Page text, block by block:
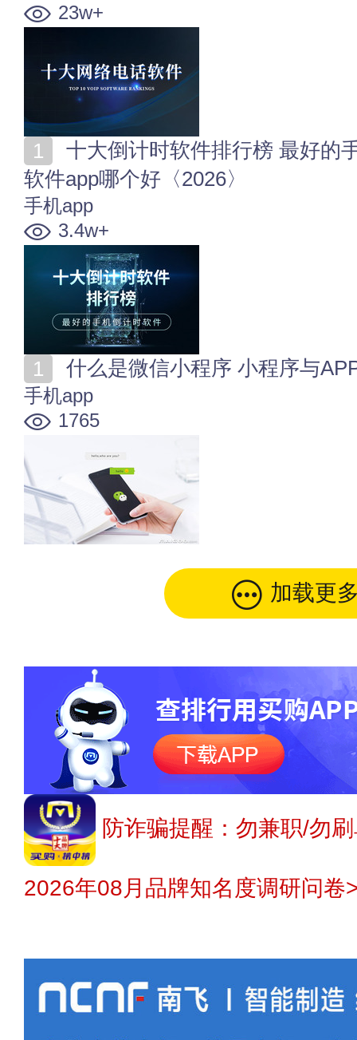
23w+
软件app哪个好〈2026〉
手机app
3.4w+
什么是微信小程序 小程序与
手机app
1765
加载更
防诈骗提醒：勿兼职/勿
2026年08月品牌知名度调研问卷